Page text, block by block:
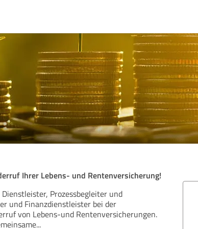
Ihrer Lebens- und Rentenversicherung!
Prozessbegleiter und
und Finanzdienstleister bei der
von Lebens-und Rentenversicherungen.
...